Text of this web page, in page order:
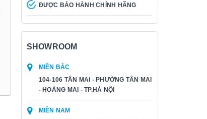
ĐƯỢC BẢO HÀNH CHÍNH HÃNG
SHOWROOM
MIỀN BẮC
104-106 TÂN MAI - PHƯỜNG TÂN MAI
- HOÀNG MAI - TP.HÀ NỘI
MIỀN NAM